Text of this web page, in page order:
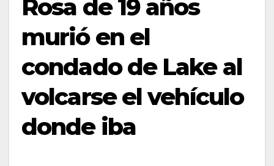
Rosa de 19 años
murió en el
condado de Lake al
volcarse el vehículo
donde iba